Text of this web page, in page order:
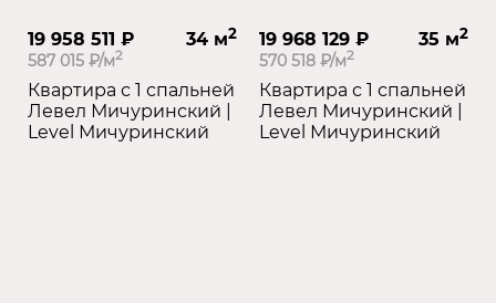
19 958 511 ₽ 34 м2
587 015 ₽/м2
Квартира с 1 спальней
Левел Мичуринский |
Level Мичуринский
19 968 129 ₽ 35 м2
570 518 ₽/м2
Квартира с 1 спальней
Левел Мичуринский |
Level Мичуринский